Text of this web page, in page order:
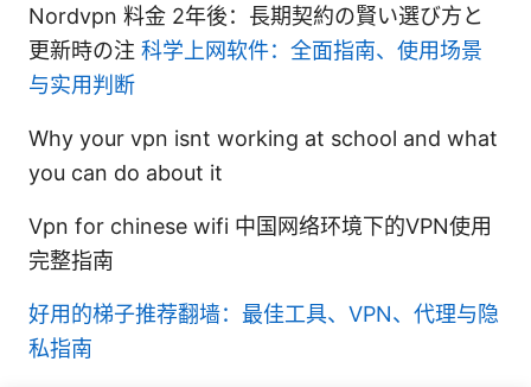
Nordvpn 料金 2年後：長期契約の賢い選び方と
更新時の注 科学上网软件：全面指南、使用场景
与实用判断
Why your vpn isnt working at school and what
you can do about it
Vpn for chinese wifi 中国网络环境下的VPN使用
完整指南
好用的梯子推荐翻墙：最佳工具、VPN、代理与隐
私指南